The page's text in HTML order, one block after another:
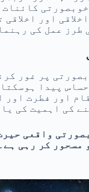
کائنات
اور
طرز عمل کی
پر غور
پیدا
اور فطرت اور
کی اہمیت کی یاد
واقعی
مسحور کر رہی